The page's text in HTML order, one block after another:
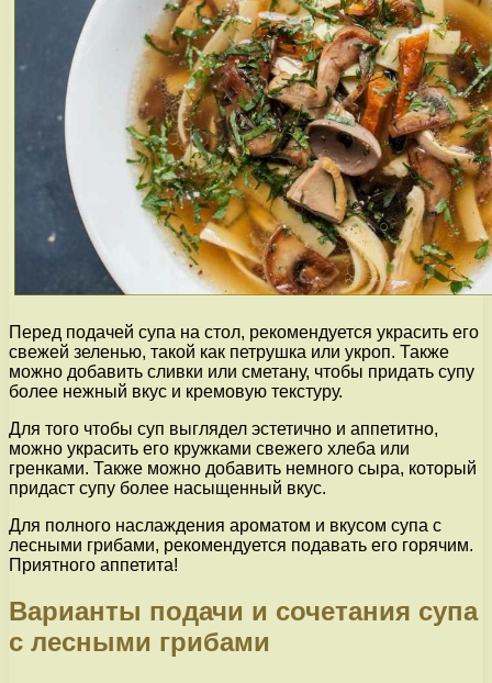
Перед подачей супа на стол, рекомендуется украсить его
свежей зеленью, такой как петрушка или укроп. Также
можно добавить сливки или сметану, чтобы придать супу
более нежный вкус и кремовую текстуру.
Для того чтобы суп выглядел эстетично и аппетитно,
можно украсить его кружками свежего хлеба или
гренками. Также можно добавить немного сыра, который
придаст супу более насыщенный вкус.
Для полного наслаждения ароматом и вкусом супа с
лесными грибами, рекомендуется подавать его горячим.
Приятного аппетита!
Варианты подачи и сочетания супа
с лесными грибами